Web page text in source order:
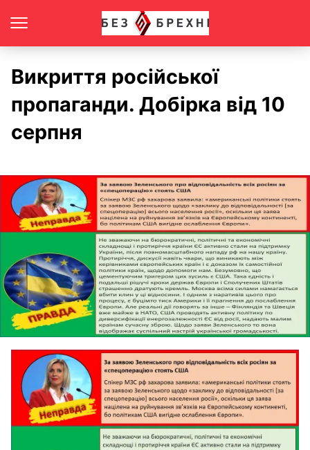
Викриття російської
пропаганди. Добірка від 10
серпня